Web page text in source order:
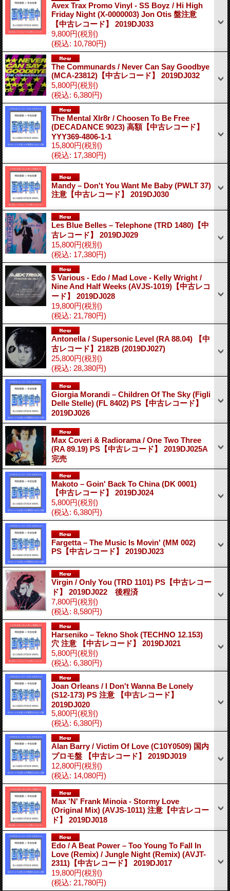
Avex Trax Promo Vinyl - SS Boyz / Hi High
Friday Night (X-0000003) Jon Otis 盤注意
【中古レコード】 2019DJ033
9,800円(税別)
(税込: 10,780円)
The Communards / Never Can Say Goodbye
(MCA-23812)【中古レコード】 2019DJ032
5,800円(税別)
(税込: 6,380円)
The Mental Xlr8r / Choosen To Be Free
(DECADANCE 9023) 高額【中古レコード】
YYY369-4806-1-1
15,800円(税別)
(税込: 17,380円)
Mandy – Don't You Want Me Baby (PWLT 37)
注意【中古レコード】 2019DJ030
Les Blue Belles – Telephone (TRD 1480)【中
古レコード】 2019DJ029
15,800円(税別)
(税込: 17,380円)
$ Various - Edo / Mad Love - Kelly Wright /
Nine And Half Weeks (AVJS-1019)【中古レコ
ード】 2019DJ028
19,800円(税別)
(税込: 21,780円)
Antonella / Supersonic Level (RA 88.04) 【中
古レコード】2182B (2019DJ027)
25,800円(税別)
(税込: 28,380円)
Giorgia Morandi ‎– Children Of The Sky (Figli
Delle Stelle) (FL 8402) PS【中古レコード】
2019DJ026
Max Coveri & Radiorama / One Two Three
(RA 89.19) PS【中古レコード】 2019DJ025A
完売
Makoto – Goin' Back To China (DK 0001)
【中古レコード】 2019DJ024
5,800円(税別)
(税込: 6,380円)
Fargetta ‎– The Music Is Movin' (MM 002)
PS【中古レコード】 2019DJ023
Virgin / Only You (TRD 1101) PS【中古レコー
ド】 2019DJ022 後程済
7,800円(税別)
(税込: 8,580円)
Harseniko – Tekno Shok (TECHNO 12.153)
穴 注意 【中古レコード】 2019DJ021
5,800円(税別)
(税込: 6,380円)
Joan Orleans / I Don't Wanna Be Lonely
(S12-173) PS 注意 【中古レコード】
2019DJ020
5,800円(税別)
(税込: 6,380円)
Alan Barry / Victim Of Love (C10Y0509) 国内
プロモ盤 【中古レコード】 2019DJ019
12,800円(税別)
(税込: 14,080円)
Max 'N' Frank Minoia - Stormy Love
(Original Mix) (AVJS-1011) 注意【中古レコー
ド】 2019DJ018
Edo / A Beat Power – Too Young To Fall In
Love (Remix) / Jungle Night (Remix) (AVJT-
2311)【中古レコード】 2019DJ017
19,800円(税別)
(税込: 21,780円)